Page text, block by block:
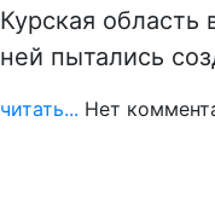
Курская
ней пытались
читать... Нет